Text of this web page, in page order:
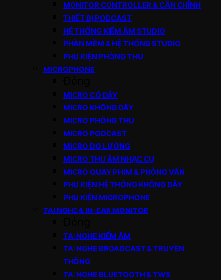
MONITOR CONTROLLER & CÂN CHỈNH
THIẾT BỊ PODCAST
HỆ THỐNG KIỂM ÂM STUDIO
PHẦN MỀM & HỆ THỐNG STUDIO
PHỤ KIỆN PHÒNG THU
MICROPHONE
MICRO CÓ DÂY
MICRO KHÔNG DÂY
MICRO PHÒNG THU
MICRO PODCAST
MICRO ĐO LƯỜNG
MICRO THU ÂM NHẠC CỤ
MICRO QUAY PHIM & PHỎNG VẤN
PHỤ KIỆN HỆ THỐNG KHÔNG DÂY
PHỤ KIỆN MICROPHONE
TAI NGHE & IN-EAR MONITOR
TAI NGHE KIỂM ÂM
TAI NGHE BROADCAST & TRUYỀN
THÔNG
TAI NGHE BLUETOOTH & TWS